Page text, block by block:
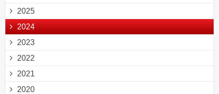
2025
2024
2023
2022
2021
2020